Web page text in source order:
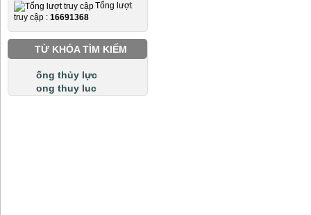
Tổng lượt
truy cập : 16691368
TỪ KHÓA TÌM KIẾM
ống thủy lực
ong thuy luc